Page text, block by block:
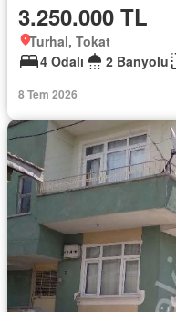
3.250.000 TL
Turhal, Tokat
4 Odalı
2 Banyolu
8 Tem 2026